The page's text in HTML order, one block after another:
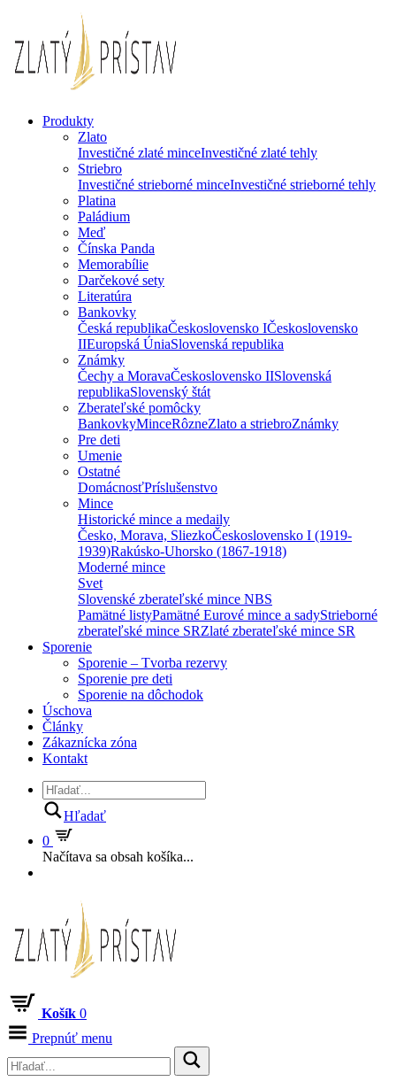
Produkty
Zlato
Investičné zlaté minceInvestičné zlaté tehly
Striebro
Investičné strieborné minceInvestičné strieborné tehly
Platina
Paládium
Meď
Čínska Panda
Memorabílie
Darčekové sety
Literatúra
Bankovky
Česká republikaČeskoslovensko IČeskoslovensko
IIEuropská ÚniaSlovenská republika
Známky
Čechy a MoravaČeskoslovensko IISlovenská
republikaSlovenský štát
Zberateľské pomôcky
BankovkyMinceRôzneZlato a striebroZnámky
Pre deti
Umenie
Ostatné
DomácnosťPríslušenstvo
Mince
Historické mince a medaily
Česko, Morava, SliezkoČeskoslovensko I (1919-
1939)Rakúsko-Uhorsko (1867-1918)
Moderné mince
Svet
Slovenské zberateľské mince NBS
Pamätné listyPamätné Eurové mince a sadyStrieborné
zberateľské mince SRZlaté zberateľské mince SR
Sporenie
Sporenie – Tvorba rezervy
Sporenie pre deti
Sporenie na dôchodok
Úschova
Články
Zákaznícka zóna
Kontakt
Hľadať
0
Načítava sa obsah košíka...
Košík 0
Prepnúť menu